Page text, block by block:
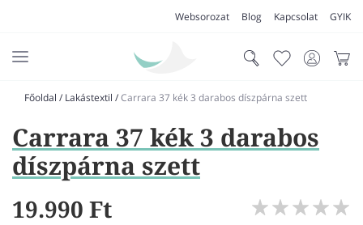
Websorozat Blog Kapcsolat GYIK
SZŐNYEG
PADLÓSZŐNYEG
Főoldal / Lakástextil /Carrara 37 kék 3 darabos díszpárna szett
Carrara 37 kék 3 darabos
díszpárna szett
19.990 Ft